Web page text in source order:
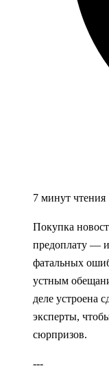
7 минут чтения
Покупка
предоплату — и
фатальных
устным
деле устроена
эксперты,
сюрпризов.
---